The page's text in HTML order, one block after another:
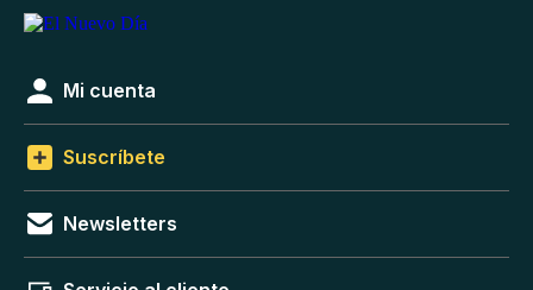
Mi cuenta
Suscríbete
Newsletters